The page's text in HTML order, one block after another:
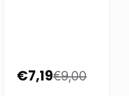
x 6
€7,19€9,00